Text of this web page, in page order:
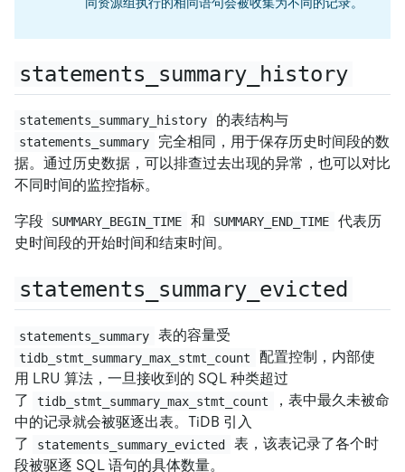
statements_summary_history
statements_summary_history 的表结构与
statements_summary
完全相同，用于保存历史时间段的数
据。通过历史数据，可以排查过去出现的异常，也可以对比
不同时间的监控指标。
字段 SUMMARY_BEGIN_TIME 和 SUMMARY_END_TIME
代表历
史时间段的开始时间和结束时间。
statements_summary_evicted
statements_summary 表的容量受
tidb_stmt_summary_max_stmt_count
配置控制，内部使
用 LRU 算法，一旦接收到的 SQL 种类超过
了
tidb_stmt_summary_max_stmt_count
，表中最久未被命
中的记录就会被驱逐出表。TiDB 引入
了
statements_summary_evicted
表，该表记录了各个时
段被驱逐 SQL 语句的具体数量。